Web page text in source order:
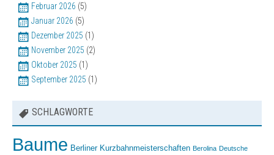
Februar 2026 (5)
Januar 2026 (5)
Dezember 2025 (1)
November 2025 (2)
Oktober 2025 (1)
September 2025 (1)
SCHLAGWORTE
Baume Berliner Kurzbahnmeisterschaften Berolina Deutsche